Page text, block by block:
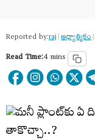
Reported by:raj|ఆధ్యాత్మికం|
Read Time:4 mins